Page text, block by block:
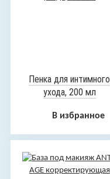
Пенка для интимного
ухода, 200 мл
В избранное